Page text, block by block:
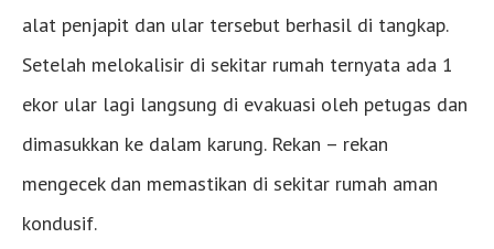
alat penjapit dan ular tersebut berhasil di tangkap.
Setelah melokalisir di sekitar rumah ternyata ada 1
ekor ular lagi langsung di evakuasi oleh petugas dan
dimasukkan ke dalam karung. Rekan – rekan
mengecek dan memastikan di sekitar rumah aman
kondusif.